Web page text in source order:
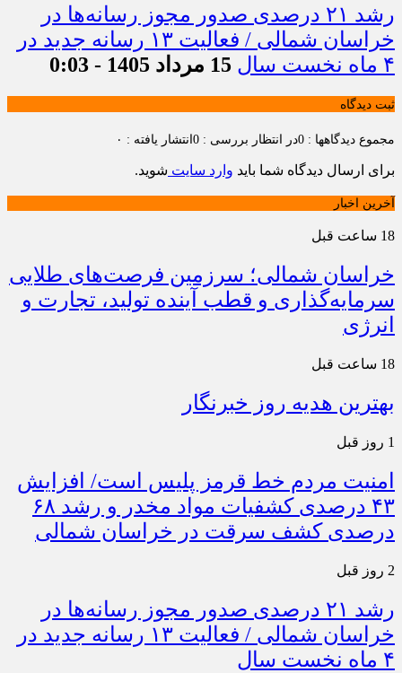
رشد ۲۱ درصدی صدور مجوز رسانه‌ها در
خراسان شمالی / فعالیت ۱۳ رسانه جدید در
۴ ماه نخست سال
15 مرداد 1405 - 0:03
ثبت دیدگاه
مجموع دیدگاهها : 0 در انتظار بررسی : 0 انتشار یافته : ۰
برای ارسال دیدگاه شما باید وارد سایت شوید.
آخرین اخبار
18 ساعت قبل
خراسان شمالی؛ سرزمین فرصت‌های طلایی
سرمایه‌گذاری و قطب آینده تولید، تجارت و
انرژی
18 ساعت قبل
بهترین هدیه روز خبرنگار
1 روز قبل
امنیت مردم خط قرمز پلیس است/ افزایش
۴۳ درصدی کشفیات مواد مخدر و رشد ۶۸
درصدی کشف سرقت در خراسان شمالی
2 روز قبل
رشد ۲۱ درصدی صدور مجوز رسانه‌ها در
خراسان شمالی / فعالیت ۱۳ رسانه جدید در
۴ ماه نخست سال